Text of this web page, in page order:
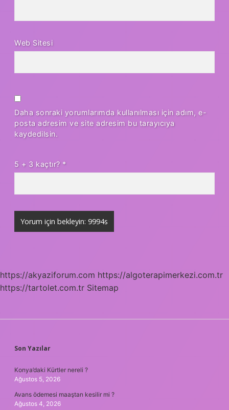
Web Sitesi
Daha sonraki yorumlarımda kullanılması için adım, e-
posta adresim ve site adresim bu tarayıcıya
kaydedilsin.
5 + 3 kaçtır? *
https://akyaziforum.com https://algoterapimerkezi.com.tr
https://tartolet.com.tr Sitemap
SIDEBAR
Son Yazılar
Konya’daki Kürtler nereli ?
Ağustos 5, 2026
Avans ödemesi maaştan kesilir mi ?
Ağustos 4, 2026